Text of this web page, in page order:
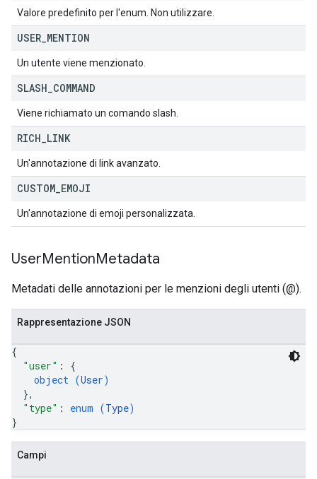
Valore predefinito per l'enum. Non utilizzare.
USER MENTION
Un utente viene menzionato.
SLASH COMMAND
Viene richiamato un comando slash.
RICH LINK
Un'annotazione di link avanzato.
CUSTOM EMOJI
Un'annotazione di emoji personalizzata.
UserMentionMetadata
Metadati delle annotazioni per le menzioni degli utenti (@).
Rappresentazione JSON
{
"user" : {
object (User)
},
"type" : enum (Type)
}
Campi